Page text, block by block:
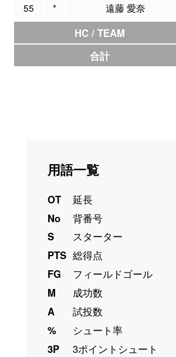
55
* 遠藤 愛奈
HC / TEAM
合計
用語一覧
OT
延長
No
背番号
S
スターター
PTS 総得点
FG
フィールドゴール
M
成功数
A
試投数
%
シュート率
3P
3ポイントシュート